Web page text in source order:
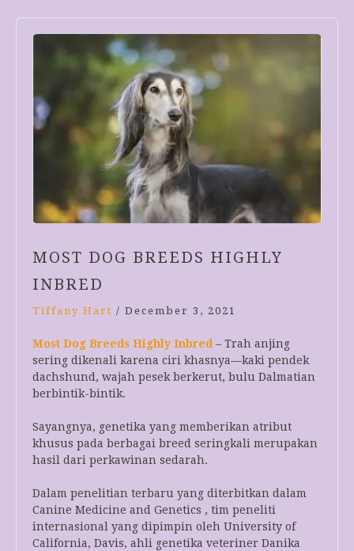
MOST DOG BREEDS HIGHLY
INBRED
Tiffany Hart / December 3, 2021
Most Dog Breeds Highly Inbred – Trah anjing
sering dikenali karena ciri khasnya—kaki pendek
dachshund, wajah pesek berkerut, bulu Dalmatian
berbintik-bintik.
Sayangnya, genetika yang memberikan atribut
khusus pada berbagai breed seringkali merupakan
hasil dari perkawinan sedarah.
Dalam penelitian terbaru yang diterbitkan dalam
Canine Medicine and Genetics , tim peneliti
internasional yang dipimpin oleh University of
California, Davis, ahli genetika veteriner Danika